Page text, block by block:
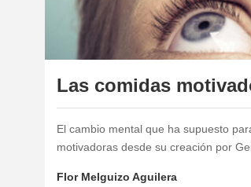
Las comidas
El cambio mental que ha supuesto
motivadoras desde su creación por
Flor Melguizo Aguilera